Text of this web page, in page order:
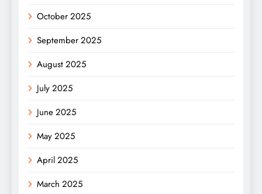
October 2025
September 2025
August 2025
July 2025
June 2025
May 2025
April 2025
March 2025